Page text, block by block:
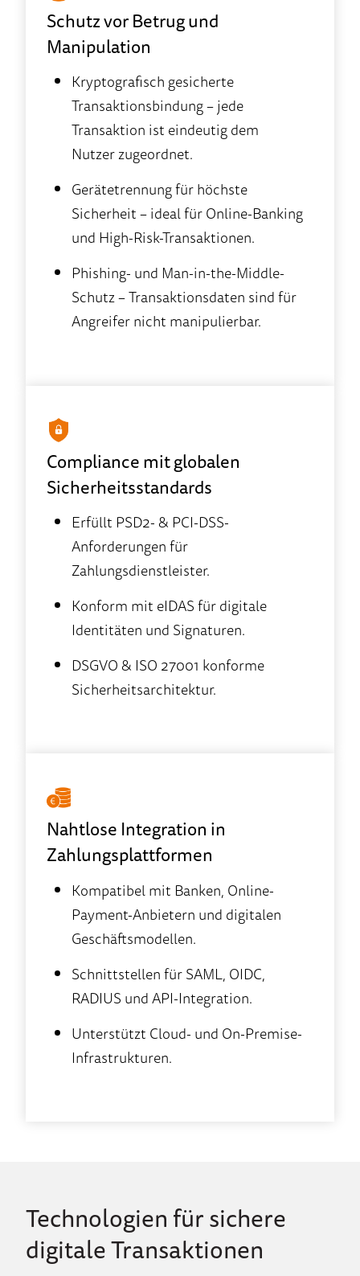
Schutz vor Betrug und
Manipulation
Kryptografisch gesicherte
Transaktionsbindung – jede
Transaktion ist eindeutig dem
Nutzer zugeordnet.
Gerätetrennung für höchste
Sicherheit – ideal für Online-Banking
und High-Risk-Transaktionen.
Phishing- und Man-in-the-Middle-
Schutz – Transaktionsdaten sind für
Angreifer nicht manipulierbar.
Compliance mit globalen
Sicherheitsstandards
Erfüllt PSD2- & PCI-DSS-
Anforderungen für
Zahlungsdienstleister.
Konform mit eIDAS für digitale
Identitäten und Signaturen.
DSGVO & ISO 27001 konforme
Sicherheitsarchitektur.
Nahtlose Integration in
Zahlungsplattformen
Kompatibel mit Banken, Online-
Payment-Anbietern und digitalen
Geschäftsmodellen.
Schnittstellen für SAML, OIDC,
RADIUS und API-Integration.
Unterstützt Cloud- und On-Premise-
Infrastrukturen.
Technologien für sichere
digitale Transaktionen